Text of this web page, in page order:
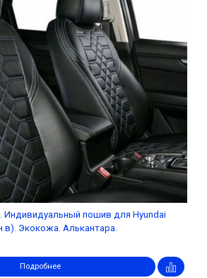
пошив для Hyundai
Экокожа. Алькантара.
Подробнее